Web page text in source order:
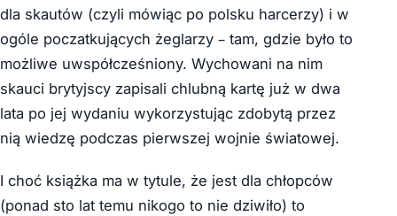
dla skautów (czyli mówiąc po polsku harcerzy) i w
ogóle poczatkujących żeglarzy – tam, gdzie było to
możliwe uwspółcześniony. Wychowani na nim
skauci brytyjscy zapisali chlubną kartę już w dwa
lata po jej wydaniu wykorzystując zdobytą przez
nią wiedzę podczas pierwszej wojnie światowej.
I choć książka ma w tytule, że jest dla chłopców
(ponad sto lat temu nikogo to nie dziwiło) to